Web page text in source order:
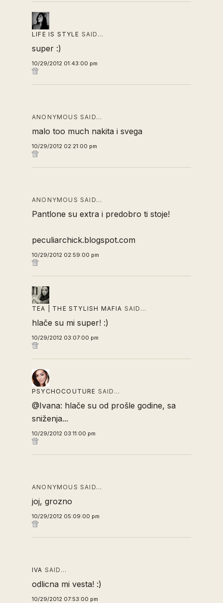
LIFE IS STYLE SAID…
super :)
10/29/2012 01:43:00 pm
ANONYMOUS SAID…
malo too much nakita i svega
10/29/2012 02:21:00 pm
ANONYMOUS SAID…
Pantlone su extra i predobro ti stoje!
peculiarchick.blogspot.com
10/29/2012 02:59:00 pm
TEA | THE STYLISH MAFIA SAID…
hlače su mi super! :)
10/29/2012 03:07:00 pm
PSYCHOCOUTURE SAID…
@Ivana: hlače su od prošle godine, sa
sniženja...
10/29/2012 03:11:00 pm
ANONYMOUS SAID…
joj, grozno
10/29/2012 05:09:00 pm
IVA SAID…
odlicna mi vesta! :)
10/29/2012 07:53:00 pm